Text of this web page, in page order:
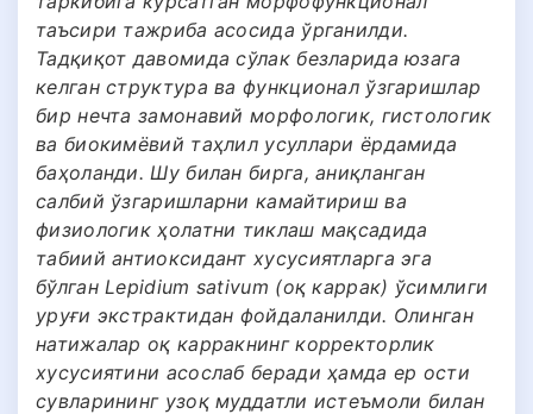
таъсири тажриба асосида ўрганилди.
Тадқиқот давомида сўлак безларида юзага
келган структура ва функционал ўзгаришлар
бир нечта замонавий морфологик, гистологик
ва биокимёвий таҳлил усуллари ёрдамида
баҳоланди. Шу билан бирга, аниқланган
салбий ўзгаришларни камайтириш ва
физиологик ҳолатни тиклаш мақсадида
табиий антиоксидант хусусиятларга эга
бўлган Lepidium sativum (оқ каррак) ўсимлиги
уруғи экстрактидан фойдаланилди. Олинган
натижалар оқ карракнинг корректорлик
хусусиятини асослаб беради ҳамда ер ости
сувларининг узоқ муддатли истеъмоли билан